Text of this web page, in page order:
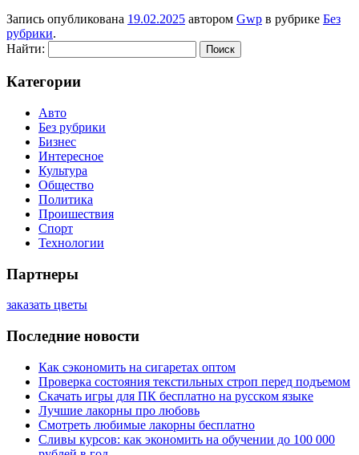
Запись опубликована 19.02.2025 автором Gwp в рубрике Без
рубрики.
Найти:
Категории
Авто
Без рубрики
Бизнес
Интересное
Культура
Общество
Политика
Проишествия
Спорт
Технологии
Партнеры
заказать цветы
Последние новости
Как сэкономить на сигаретах оптом
Проверка состояния текстильных строп перед подъемом
Скачать игры для ПК бесплатно на русском языке
Лучшие лакорны про любовь
Смотреть любимые лакорны бесплатно
Сливы курсов: как экономить на обучении до 100 000